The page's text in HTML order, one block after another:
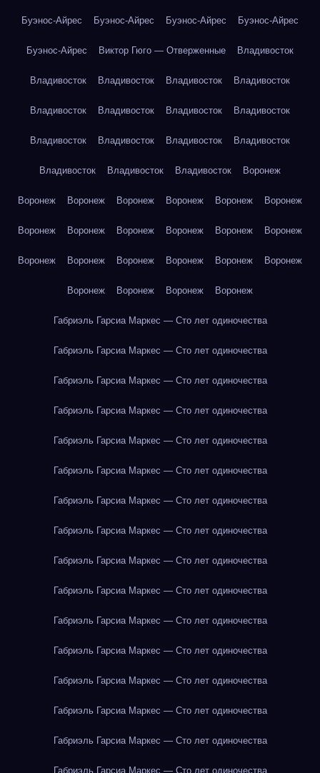
Буэнос-Айрес Буэнос-Айрес Буэнос-Айрес Буэнос-Айрес
Буэнос-Айрес Виктор Гюго — Отверженные Владивосток
Владивосток Владивосток Владивосток Владивосток
Владивосток Владивосток Владивосток Владивосток
Владивосток Владивосток Владивосток Владивосток
Владивосток Владивосток Владивосток Воронеж
Воронеж Воронеж Воронеж Воронеж Воронеж Воронеж
Воронеж Воронеж Воронеж Воронеж Воронеж Воронеж
Воронеж Воронеж Воронеж Воронеж Воронеж Воронеж
Воронеж Воронеж Воронеж Воронеж
Габриэль Гарсиа Маркес — Сто лет одиночества
Габриэль Гарсиа Маркес — Сто лет одиночества
Габриэль Гарсиа Маркес — Сто лет одиночества
Габриэль Гарсиа Маркес — Сто лет одиночества
Габриэль Гарсиа Маркес — Сто лет одиночества
Габриэль Гарсиа Маркес — Сто лет одиночества
Габриэль Гарсиа Маркес — Сто лет одиночества
Габриэль Гарсиа Маркес — Сто лет одиночества
Габриэль Гарсиа Маркес — Сто лет одиночества
Габриэль Гарсиа Маркес — Сто лет одиночества
Габриэль Гарсиа Маркес — Сто лет одиночества
Габриэль Гарсиа Маркес — Сто лет одиночества
Габриэль Гарсиа Маркес — Сто лет одиночества
Габриэль Гарсиа Маркес — Сто лет одиночества
Габриэль Гарсиа Маркес — Сто лет одиночества
Габриэль Гарсиа Маркес — Сто лет одиночества